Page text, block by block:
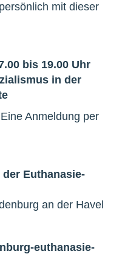
mit dieser
bis 19.00 Uhr
in der
Anmeldung per
Euthanasie-
an der Havel
euthanasie-